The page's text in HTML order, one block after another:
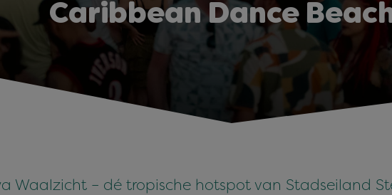
Caribbean Dance
Waalzicht – dé tropische hotspot van Stadseiland